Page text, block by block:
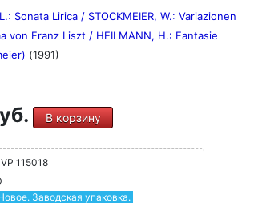
Sonata Lirica / STOCKMEIER, W.: Variazionen
von Franz Liszt / HEILMANN, H.: Fantasie
(1991)
В корзину
115018
Заводская упаковка.